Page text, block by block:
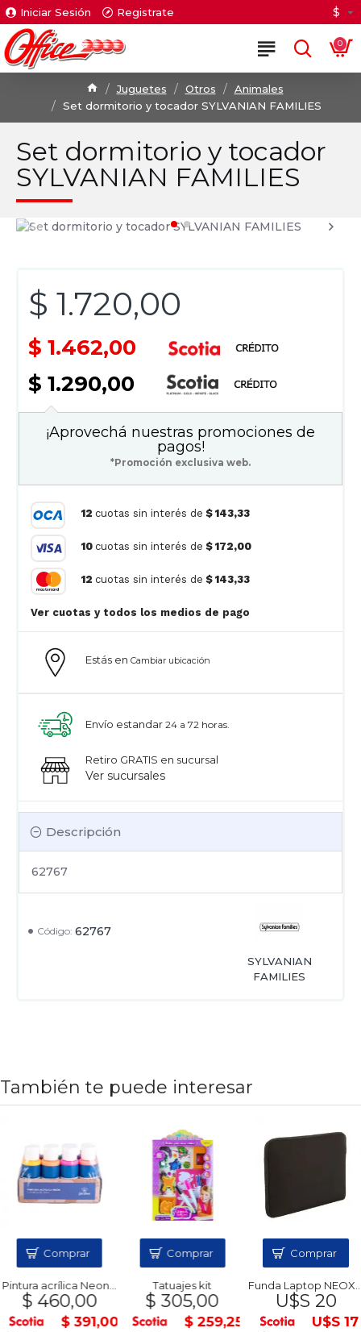
Iniciar Sesión Registrate $
0
Juguetes Otros
Animales
Set dormitorio y tocador SYLVANIAN FAMILIES
Set dormitorio y tocador
SYLVANIAN FAMILIES
Código: 62767
SYLVANIAN
FAMILIES
$ 1.720,00
$ 1.462,00
$ 1.290,00
Descripción
62767
Estás en Cambiar ubicación
Envío estandar 24 a 72 horas.
Retiro GRATIS en sucursal
Ver sucursales
¡Aprovechá nuestras promociones de
pagos!
*Promoción exclusiva web.
12 cuotas sin interés de $ 143,33
10 cuotas sin interés de $ 172,00
12 cuotas sin interés de $ 143,33
Ver cuotas y todos los medios de pago
También te puede interesar
Pintura acrílica Neon x8 DA VINCI
$ 460,00
$ 391,00
Comprar
Tatuajes kit
$ 305,00
$ 259,25
Comprar
Funda Laptop NEOX 15.6 Negra
U$S 20
U$S 17
Comprar